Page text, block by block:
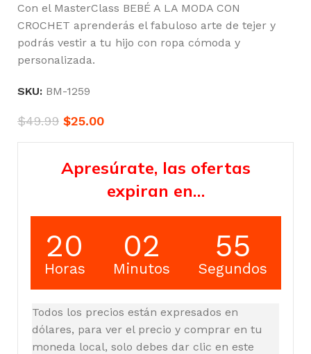
Con el MasterClass BEBÉ A LA MODA CON
CROCHET aprenderás el fabuloso arte de tejer y
podrás vestir a tu hijo con ropa cómoda y
personalizada.
SKU: BM-1259
$49.99 $25.00
Apresúrate, las ofertas
expiran en…
20
Horas
02
Minutos
54
Segundos
Todos los precios están expresados en
dólares, para ver el precio y comprar en tu
moneda local, solo debes dar clic en este